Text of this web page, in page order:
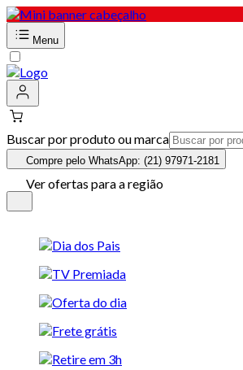
Menu
Buscar por produto ou marca
Compre pelo WhatsApp: (21) 97971-2181
Ver ofertas para a região